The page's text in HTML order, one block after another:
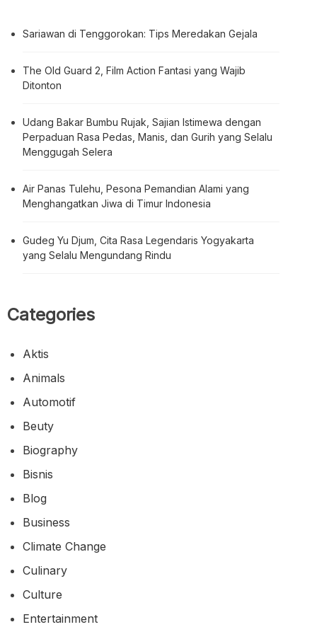
Sariawan di Tenggorokan: Tips Meredakan Gejala
The Old Guard 2, Film Action Fantasi yang Wajib
Ditonton
Udang Bakar Bumbu Rujak, Sajian Istimewa dengan
Perpaduan Rasa Pedas, Manis, dan Gurih yang Selalu
Menggugah Selera
Air Panas Tulehu, Pesona Pemandian Alami yang
Menghangatkan Jiwa di Timur Indonesia
Gudeg Yu Djum, Cita Rasa Legendaris Yogyakarta
yang Selalu Mengundang Rindu
Categories
Aktis
Animals
Automotif
Beuty
Biography
Bisnis
Blog
Business
Climate Change
Culinary
Culture
Entertainment